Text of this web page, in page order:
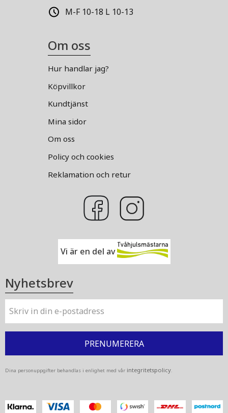
M-F 10-18 L 10-13
Om oss
Hur handlar jag?
Köpvillkor
Kundtjänst
Mina sidor
Om oss
Policy och cookies
Reklamation och retur
Vi är en del av
Nyhetsbrev
PRENUMERERA
Dina personuppgifter behandlas i enlighet med vår integritetspolicy.